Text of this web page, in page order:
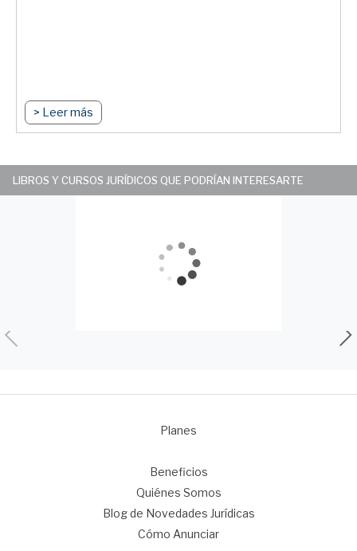
> Leer más
LIBROS Y CURSOS JURÍDICOS QUE PODRÍAN INTERESARTE
Planes
Beneficios
Quiénes Somos
Blog de Novedades Jurídicas
Cómo Anunciar